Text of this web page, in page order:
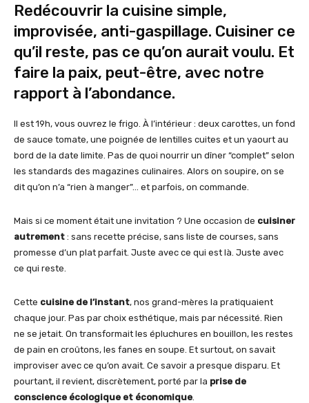
Redécouvrir la cuisine simple,
improvisée, anti-gaspillage. Cuisiner ce
qu’il reste, pas ce qu’on aurait voulu. Et
faire la paix, peut-être, avec notre
rapport à l’abondance.
Il est 19h, vous ouvrez le frigo. À l’intérieur : deux carottes, un fond
de sauce tomate, une poignée de lentilles cuites et un yaourt au
bord de la date limite. Pas de quoi nourrir un dîner “complet” selon
les standards des magazines culinaires. Alors on soupire, on se
dit qu’on n’a “rien à manger”… et parfois, on commande.
Mais si ce moment était une invitation ? Une occasion de cuisiner
autrement : sans recette précise, sans liste de courses, sans
promesse d’un plat parfait. Juste avec ce qui est là. Juste avec
ce qui reste.
Cette cuisine de l’instant, nos grand-mères la pratiquaient
chaque jour. Pas par choix esthétique, mais par nécessité. Rien
ne se jetait. On transformait les épluchures en bouillon, les restes
de pain en croûtons, les fanes en soupe. Et surtout, on savait
improviser avec ce qu’on avait. Ce savoir a presque disparu. Et
pourtant, il revient, discrètement, porté par la prise de
conscience écologique et économique